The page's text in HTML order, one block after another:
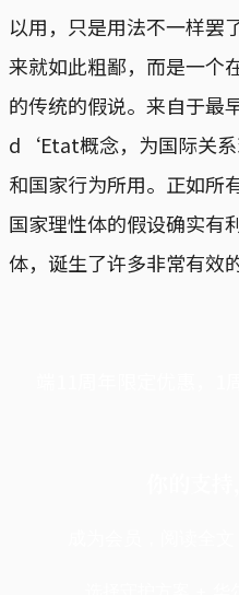
以用，只是用法不一样罢
来就如此粗鄙，而是一个
的传统的假说。来自于最
d‘Etat概念，为国际关
和国家行为所用。正如所
国家理性体的假设确实有
体，诞生了许多非常有效